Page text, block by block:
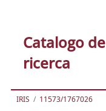
Catalogo
ricerca
IRIS 11573/1767026